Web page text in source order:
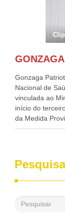
Nordeste,
atualmente
Governadora
Casa Civil, Rui
de todo
Gonzaga
Nacional de
vinculada ao
início do
da Medida
pelo
passado, essa
reais, com
saneamento
Patriota disse